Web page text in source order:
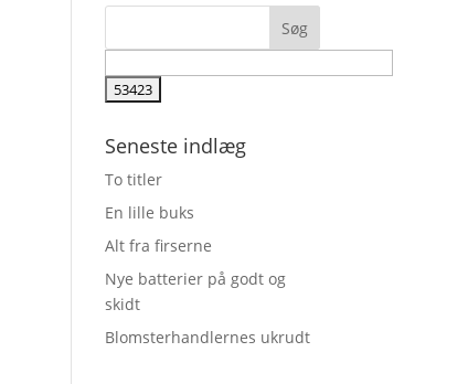
Seneste indlæg
To titler
En lille buks
Alt fra firserne
Nye batterier på godt og
skidt
Blomsterhandlernes ukrudt